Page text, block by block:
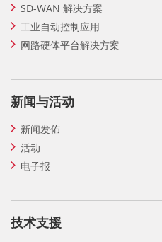
SD-WAN 解决方案
工业自动控制应用
网路硬体平台解决方案
新闻与活动
新闻发佈
活动
电子报
技术支援